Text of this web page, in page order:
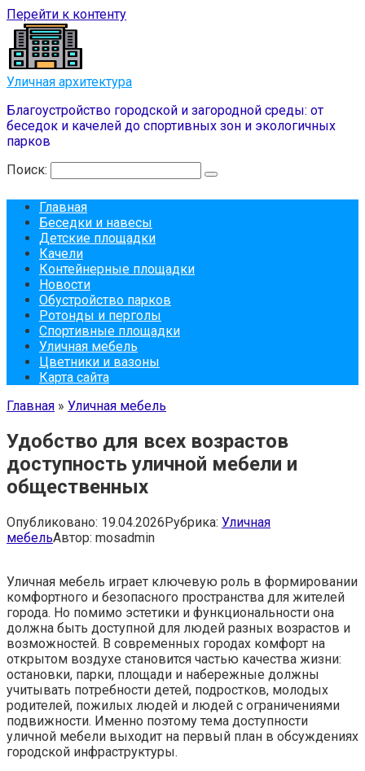
Перейти к контенту
Уличная архитектура
Благоустройство городской и загородной среды: от
беседок и качелей до спортивных зон и экологичных
парков
Поиск:
Главная
Беседки и навесы
Детские площадки
Качели
Контейнерные площадки
Новости
Обустройство парков
Ротонды и перголы
Спортивные площадки
Уличная мебель
Цветники и вазоны
Карта сайта
Главная » Уличная мебель
Удобство для всех возрастов
доступность уличной мебели и
общественных
Опубликовано: 19.04.2026Рубрика: Уличная
мебельАвтор: mosadmin
Уличная мебель играет ключевую роль в формировании
комфортного и безопасного пространства для жителей
города. Но помимо эстетики и функциональности она
должна быть доступной для людей разных возрастов и
возможностей. В современных городах комфорт на
открытом воздухе становится частью качества жизни:
остановки, парки, площади и набережные должны
учитывать потребности детей, подростков, молодых
родителей, пожилых людей и людей с ограничениями
подвижности. Именно поэтому тема доступности
уличной мебели выходит на первый план в обсуждениях
городской инфраструктуры.